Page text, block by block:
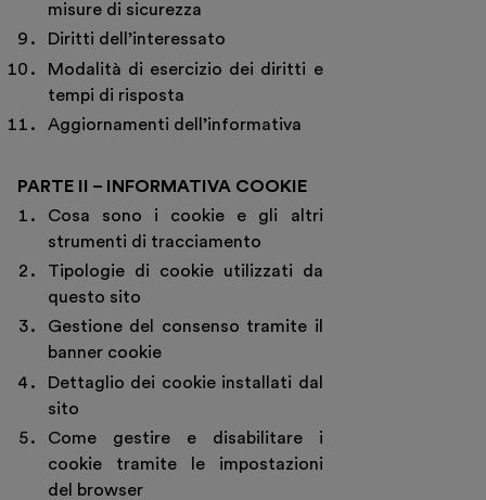
Visita
Mostre e appuntamenti
Educazione
Museo Gentile
misure di sicurezza
Diritti dell’interessato
Modalità di esercizio dei diritti e
tempi di risposta
Aggiornamenti dell’informativa
PARTE II – INFORMATIVA COOKIE
Cosa sono i cookie e gli altri
strumenti di tracciamento
Tipologie di cookie utilizzati da
questo sito
Gestione del consenso tramite il
banner cookie
Dettaglio dei cookie installati dal
sito
Come gestire e disabilitare i
cookie tramite le impostazioni
del browser